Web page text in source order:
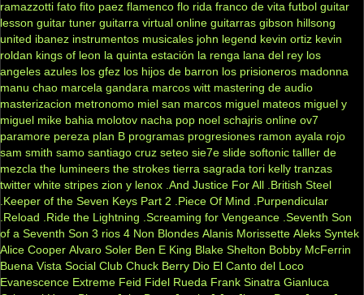
ramazzotti fato fito paez flamenco flo rida franco de vita futbol guitar
lesson guitar tuner guitarra virtual online guitarras gibson hillsong
united ibanez instrumentos musicales john legend kevin ortiz kevin
roldan kings of leon la quinta estación la renga lana del rey los
angeles azules los gfez los hijos de barron los prisioneros madonna
manu chao marcela gandara marcos witt mastering de audio
masterizacion metronomo miel san marcos miguel mateos miguel y
miguel mike bahia molotov nacha pop noel schajris online ov7
paramore pereza plan B programas progresiones ramon ayala rojo
sam smith samo santiago cruz seteo sie7e slide softonic talller de
mezcla the lumineers the strokes tierra sagrada tori kelly tranzas
twitter white stripes zion y lenox .And Justice For All .British Steel
.Keeper of the Seven Keys Part 2
.Piece Of Mind
.Purpendicular
.Reload
.Ride the Lightning .Screaming for Vengeance .Seventh Son
of a Seventh Son 3 rios 4 Non Blondes Alanis Morissette Aleks Syntek
Alice Cooper Alvaro Soler Ben E King Blake Shelton Bobby McFerrin
Buena Vista Social Club Chuck Berry Dio El Canto del Loco
Evanescence Extreme Feid Fidel Rueda Frank Sinatra Gianluca